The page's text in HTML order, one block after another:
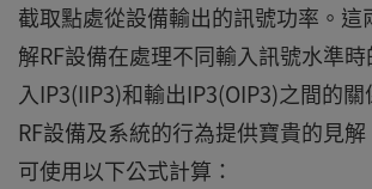
截取點處從設備輸出的訊號功率。這
解RF設備在處理不同輸入訊號水準
入IP3(IIP3)和輸出IP3(OIP3)之間的
RF設備及系統的行為提供寶貴的見
可使用以下公式計算：